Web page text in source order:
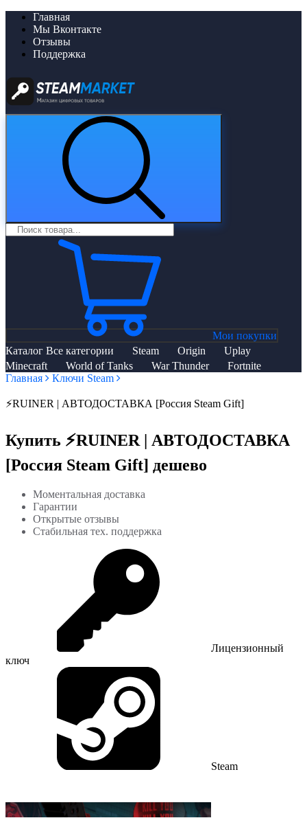
Главная
Мы Вконтакте
Отзывы
Поддержка
Мои покупки
Каталог Все категории Steam Origin
Uplay
Minecraft
World of Tanks War Thunder
Fortnite
Главная
Ключи Steam
⚡️RUINER | АВТОДОСТАВКА [Россия Steam Gift]
Купить ⚡️RUINER | АВТОДОСТАВКА
[Россия Steam Gift] дешево
Моментальная доставка
Гарантии
Открытые отзывы
Стабильная тех. поддержка
Лицензионный
ключ
Steam